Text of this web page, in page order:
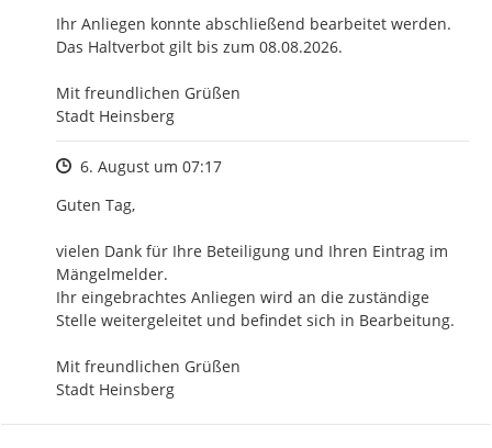
Ihr Anliegen konnte abschließend bearbeitet werden.
Das Haltverbot gilt bis zum 08.08.2026.
Mit freundlichen Grüßen
Stadt Heinsberg
Zeitpunkt des Erstellens
6. August um 07:17
Guten Tag,
vielen Dank für Ihre Beteiligung und Ihren Eintrag im
Mängelmelder.
Ihr eingebrachtes Anliegen wird an die zuständige
Stelle weitergeleitet und befindet sich in Bearbeitung.
Mit freundlichen Grüßen
Stadt Heinsberg